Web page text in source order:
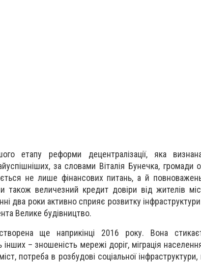
етапу реформи децентралізації, яка
за словами Віталія Бунечка, громади
не лише фінансових питань, а й
також величезний кредит довіри від жителів
два роки активно сприяє розвитку
Велике будівництво.
ще наприкінці 2016 року. Вона
– зношеність мережі доріг, міграція
потреба в розбудові соціальної